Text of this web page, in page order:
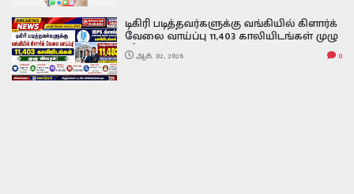
டிகிரி படித்தவர்களுக்கு வங்கியில் கிளார்க்
வேலை வாய்ப்பு 11,403 காலியிடங்கள் முழு
விவரம் ibps clerk exam date 2026
ஆக. 02, 2026 0